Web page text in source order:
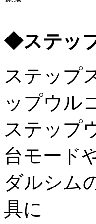
◆ステッ
ステップ
ップウル
ステップ
台モード
ダルシム
具に